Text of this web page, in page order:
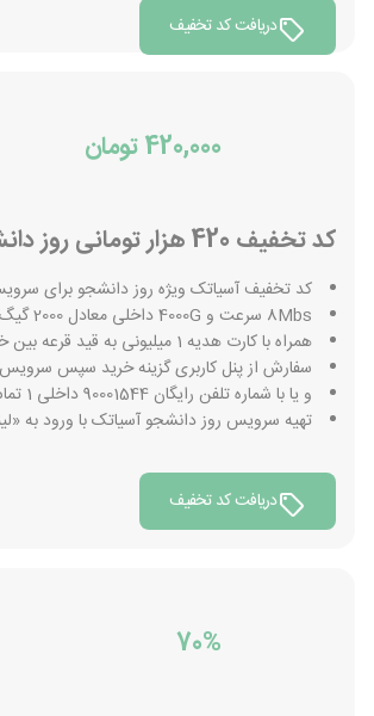
دریافت کد تخفیف
420,000 تومان
کد تخفیف 420 هزار تومانی روز دانشجو آسیاتک
کد تخفیف آسیاتک ویژه روز دانشجو برای سرویس 6
8Mbs سرعت و 4000G داخلی معادل 2000 گیگ بین الملل
همراه با کارت هدیه 1 میلیونی به قید قرعه بین خریداران طرح
سفارش از پنل کاربری گزینه خرید سپس
و یا با شماره تلفن رایگان 90001544 داخلی 1 تماس بگیرید
تهیه سرویس روز دانشجو آسیاتک با ورود به
دریافت کد تخفیف
70%